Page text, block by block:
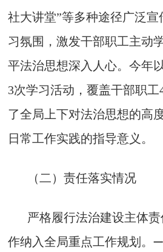
社大讲堂”等多种途径广泛
习氛围，激发干部职工主动
平法治思想深入人心。今年
3次学习活动，覆盖干部职
了全局上下对法治思想的高
日常工作实践的指导意义。
（二）责任落实情况
严格履行法治建设主体
作纳入全局重点工作规划。